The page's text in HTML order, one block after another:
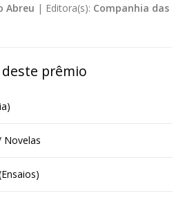
Abreu | Editora(s): Companhia das
prêmio
Novelas